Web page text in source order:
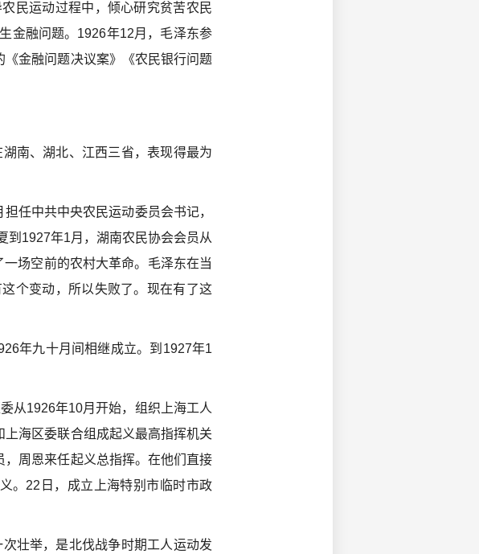
民运动过程中，倾心研究贫苦农民
金融问题。1926年12月，毛泽东参
金融问题决议案》《农民银行问题
南、湖北、江西三省，表现得最为
任中共中央农民运动委员会书记，
到1927年1月，湖南农民协会会员从
场空前的农村大革命。毛泽东在当
个变动，所以失败了。现在有了这
年九十月间相继成立。到1927年1
从1926年10月开始，组织上海工人
海区委联合组成起义最高指挥机关
周恩来任起义总指挥。在他们直接
。22日，成立上海特别市临时市政
壮举，是北伐战争时期工人运动发